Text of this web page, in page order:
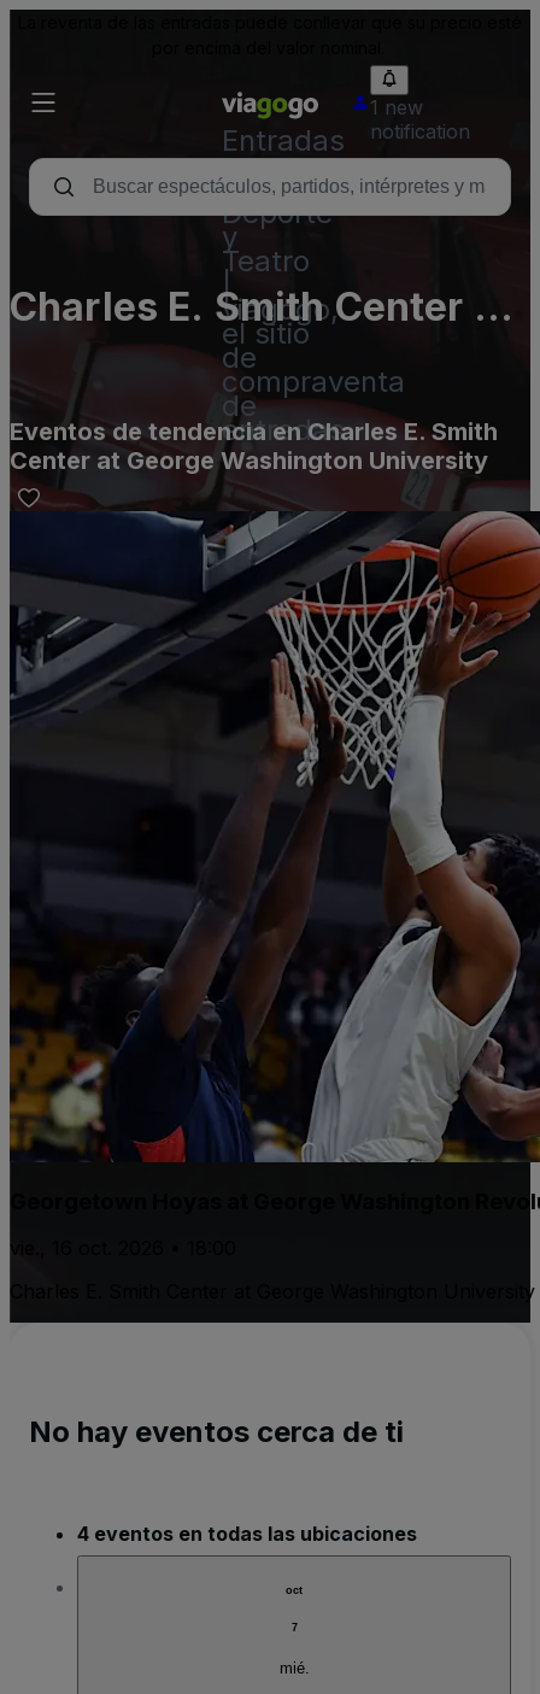
Entradas
para
Conciertos,
Deporte
y
Teatro
|
viagogo,
el sitio
de
compraventa
de
entradas
1 new
notification
Charles E. Smith Center at
George Washington
University
Eventos de tendencia en Charles E. Smith
Center at George Washington University
Georgetown Hoyas at George Washington
Charles E. Smith Center at George Washington University
No hay eventos cerca de ti
4 eventos en todas las ubicaciones
oct
7
mié.